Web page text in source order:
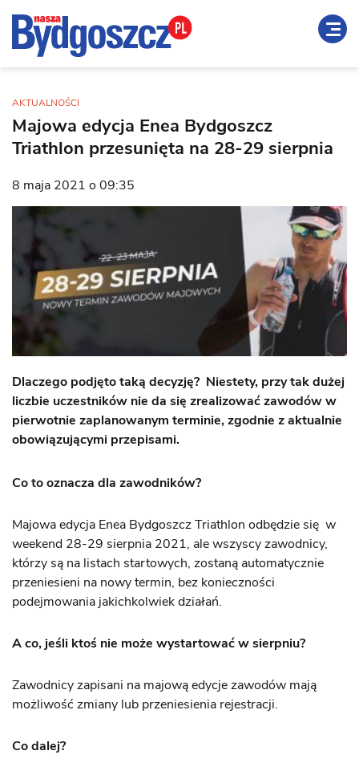
AKTUALNOŚCI
Majowa edycja Enea Bydgoszcz
Triathlon przesunięta na 28-29 sierpnia
8 maja 2021 o 09:35
Dlaczego podjęto taką decyzję? Niestety, przy tak dużej
liczbie uczestników nie da się zrealizować zawodów w
pierwotnie zaplanowanym terminie, zgodnie z aktualnie
obowiązującymi przepisami.
Co to oznacza dla zawodników?
Majowa edycja Enea Bydgoszcz Triathlon odbędzie się w
weekend 28-29 sierpnia 2021, ale wszyscy zawodnicy,
którzy są na listach startowych, zostaną automatycznie
przeniesieni na nowy termin, bez konieczności
podejmowania jakichkolwiek działań.
A co, jeśli ktoś nie może wystartować w sierpniu?
Zawodnicy zapisani na majową edycje zawodów mają
możliwość zmiany lub przeniesienia rejestracji.
Co dalej?